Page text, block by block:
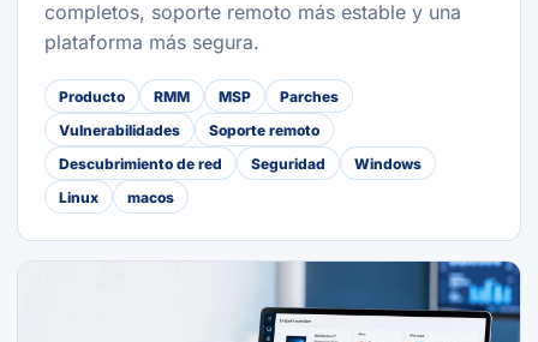
completos, soporte remoto más estable y una
plataforma más segura.
Producto RMM MSP
Parches
Vulnerabilidades
Soporte remoto
Descubrimiento de red
Seguridad
Windows
Linux
macos